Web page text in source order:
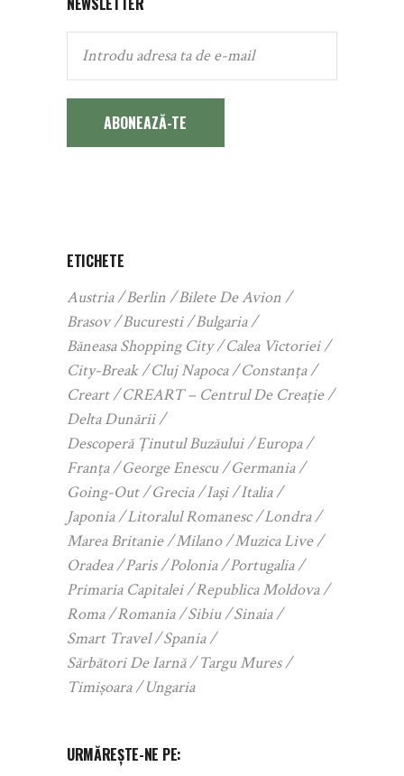
ABONEAZĂ-TE
ETICHETE
Austria Berlin
Bilete De Avion
Brasov
Bucuresti
Bulgaria
Băneasa Shopping City
Calea Victoriei
City-Break
Cluj Napoca
Constanța
Creart
CREART – Centrul De Creație
Delta Dunării
Descoperă Ținutul Buzăului
Europa
Franța
George Enescu
Germania
Going-Out
Grecia Iași
Italia
Japonia
Litoralul Romanesc
Londra
Marea Britanie
Milano
Muzica Live
Oradea
Paris Polonia
Portugalia
Primaria Capitalei
Republica Moldova
Roma
Romania Sibiu
Sinaia
Smart Travel
Spania
Sărbători De Iarnă
Targu Mures
Timișoara
Ungaria
URMĂREȘTE-NE PE: